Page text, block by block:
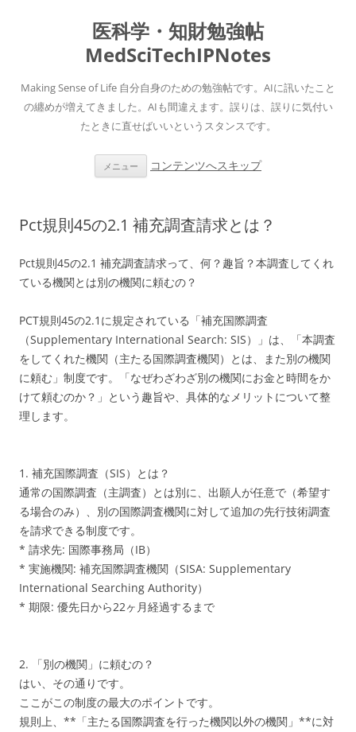
医科学・知財勉強帖
MedSciTechIPNotes
Making Sense of Life 自分自身のための勉強帖です。AIに訊いたこと
の纏めが増えてきました。AIも間違えます。誤りは、誤りに気付い
たときに直せばいいというスタンスです。
メニュー コンテンツへスキップ
Pct規則45の2.1 補充調査請求とは？
Pct規則45の2.1 補充調査請求って、何？趣旨？本調査してくれ
ている機関とは別の機関に頼むの？
PCT規則45の2.1に規定されている「補充国際調査
（Supplementary International Search: SIS）」は、「本調査
をしてくれた機関（主たる国際調査機関）とは、また別の機関
に頼む」制度です。「なぜわざわざ別の機関にお金と時間をか
けて頼むのか？」という趣旨や、具体的なメリットについて整
理します。
1. 補充国際調査（SIS）とは？
通常の国際調査（主調査）とは別に、出願人が任意で（希望す
る場合のみ）、別の国際調査機関に対して追加の先行技術調査
を請求できる制度です。
* 請求先: 国際事務局（IB）
* 実施機関: 補充国際調査機関（SISA: Supplementary
International Searching Authority）
* 期限: 優先日から22ヶ月経過するまで
2. 「別の機関」に頼むの？
はい、その通りです。
ここがこの制度の最大のポイントです。
規則上、**「主たる国際調査を行った機関以外の機関」**に対